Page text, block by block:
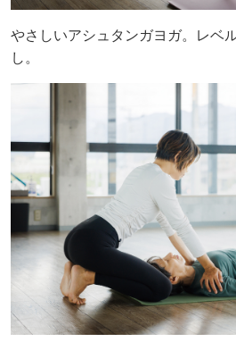
やさしいアシュタンガヨガ。レベ
し。